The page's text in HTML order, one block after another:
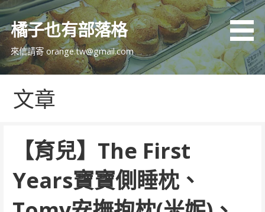
跳
主
內
橘子也有部落格
來信請寄 orange.tw@gmail.com
文章
【育兒】The First
Years寶寶側睡枕、